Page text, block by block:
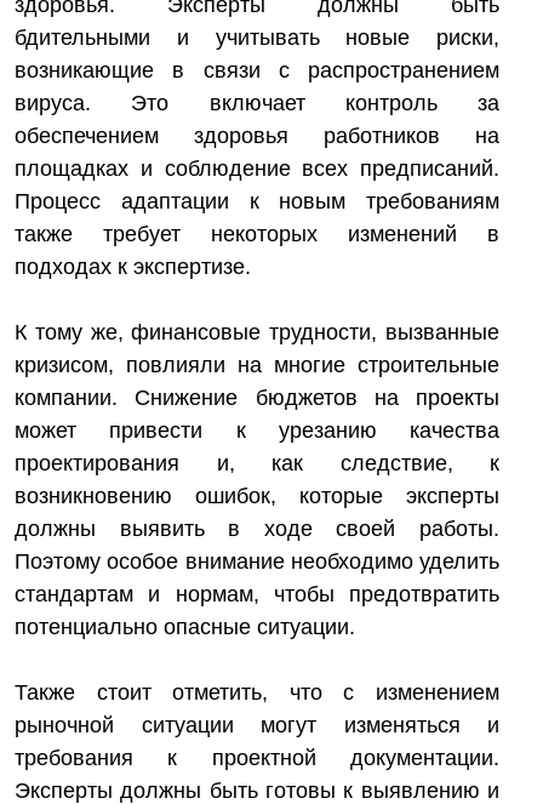
здоровья. Эксперты должны быть
бдительными и учитывать новые риски,
возникающие в связи с распространением
вируса. Это включает контроль за
обеспечением здоровья работников на
площадках и соблюдение всех предписаний.
Процесс адаптации к новым требованиям
также требует некоторых изменений в
подходах к экспертизе.
К тому же, финансовые трудности, вызванные
кризисом, повлияли на многие строительные
компании. Снижение бюджетов на проекты
может привести к урезанию качества
проектирования и, как следствие, к
возникновению ошибок, которые эксперты
должны выявить в ходе своей работы.
Поэтому особое внимание необходимо уделить
стандартам и нормам, чтобы предотвратить
потенциально опасные ситуации.
Также стоит отметить, что с изменением
рыночной ситуации могут изменяться и
требования к проектной документации.
Эксперты должны быть готовы к выявлению и